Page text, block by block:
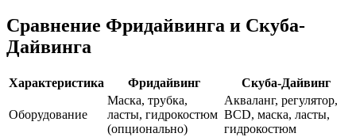
Сравнение Фридайвинга и Скуба-
Дайвинга
Характеристика Фридайвинг Скуба-Дайвинг
Оборудование
Маска, трубка,
ласты, гидрокостюм
(опционально)
Акваланг, регулятор,
BCD, маска, ласты,
гидрокостюм